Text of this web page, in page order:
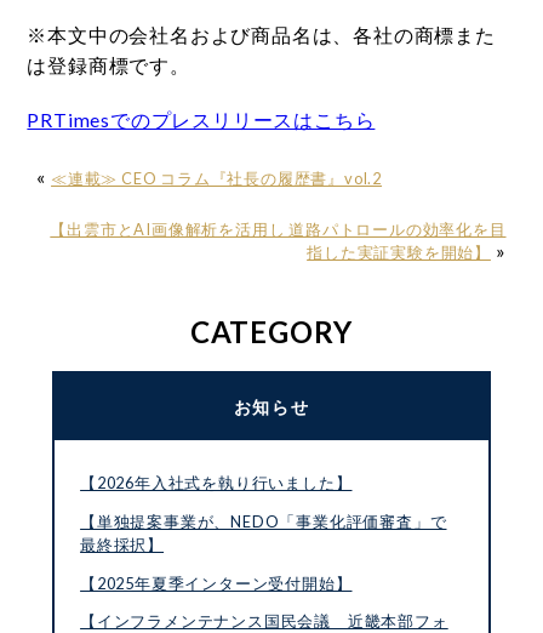
※本文中の会社名および商品名は、各社の商標また
は登録商標です。
PRTimesでのプレスリリースはこちら
« ≪連載≫ CEO コラム『社長の履歴書』vol.2
【出雲市とAI画像解析を活用し 道路パトロールの効率化を目
指した実証実験を開始】
»
CATEGORY
お知らせ
【2026年入社式を執り行いました】
【単独提案事業が、NEDO「事業化評価審査」で
最終採択】
【2025年夏季インターン受付開始】
【インフラメンテナンス国民会議 近畿本部フォ